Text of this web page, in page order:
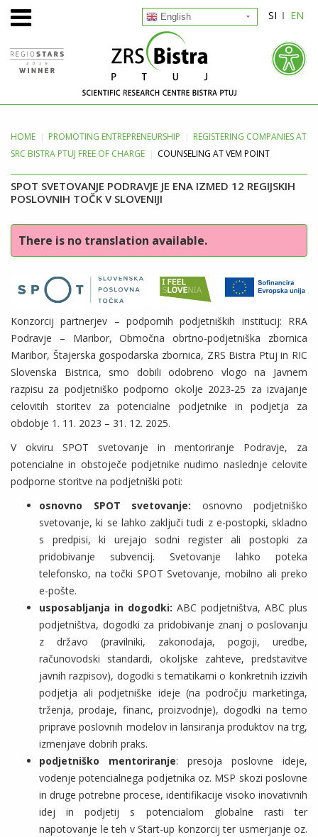
SI EN
English
HOME PROMOTING ENTREPRENEURSHIP
REGISTERING COMPANIES AT
SRC BISTRA PTUJ FREE OF CHARGE
COUNSELING AT VEM POINT
SPOT SVETOVANJE PODRAVJE JE ENA IZMED 12 REGIJSKIH
POSLOVNIH TOČK V SLOVENIJI
There is no translation available.
Konzorcij partnerjev – podpornih podjetniških institucij: RRA
Podravje – Maribor, Območna obrtno-podjetniška zbornica
Maribor, Štajerska gospodarska zbornica, ZRS Bistra Ptuj in RIC
Slovenska Bistrica, smo dobili odobreno vlogo na Javnem
razpisu za podjetniško podporno okolje 2023-25 za izvajanje
celovitih storitev za potencialne podjetnike in podjetja za
obdobje 1. 11. 2023 – 31. 12. 2025.
V okviru SPOT svetovanje in mentoriranje Podravje, za
potencialne in obstoječe podjetnike nudimo naslednje celovite
podporne storitve na podjetniški poti:
osnovno SPOT svetovanje: osnovno podjetniško
svetovanje, ki se lahko zaključi tudi z e-postopki, skladno
s predpisi, ki urejajo sodni register ali postopki za
pridobivanje subvencij. Svetovanje lahko poteka
telefonsko, na točki SPOT Svetovanje, mobilno ali preko
e-pošte.
usposabljanja in dogodki: ABC podjetništva, ABC plus
podjetništva, dogodki za pridobivanje znanj o poslovanju
z državo (pravilniki, zakonodaja, pogoji, uredbe,
računovodski standardi, okoljske zahteve, predstavitve
javnih razpisov), dogodki s tematikami o konkretnih izzivih
podjetja ali podjetniške ideje (na področju marketinga,
trženja, prodaje, financ, proizvodnje), dogodki na temo
priprave poslovnih modelov in lansiranja produktov na trg,
izmenjave dobrih praks.
podjetniško mentoriranje: presoja poslovne ideje,
vodenje potencialnega podjetnika oz. MSP skozi poslovne
in druge potrebne procese, identifikacije visoko inovativnih
idej in podjetij s potencialom globalne rasti ter
napotovanje le teh v Start-up konzorcij ter usmerjanje oz.